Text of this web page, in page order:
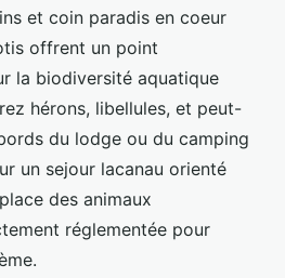
et coin paradis en coeur
offrent un point
la biodiversité aquatique
hérons, libellules, et peut-
du lodge ou du camping
un sejour lacanau orienté
des animaux
réglementée pour